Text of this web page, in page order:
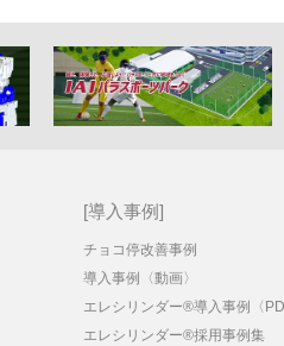
導入事例
チョコ停改善事例
導入事例〈動画〉
エレシリンダー®導入事例〈
エレシリンダー®採用事例集